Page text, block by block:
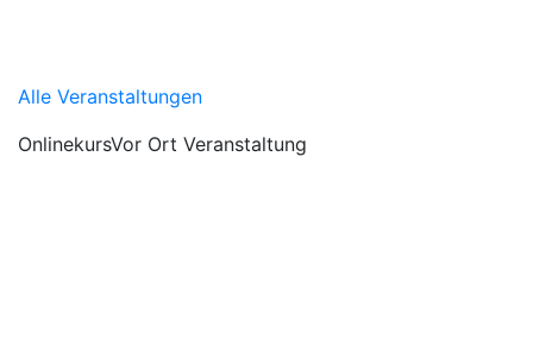
Alle Veranstaltungen
OnlinekursVor Ort Veranstaltung